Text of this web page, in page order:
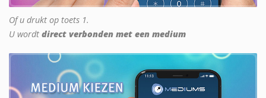
Of u drukt op toets 1.
U wordt direct verbonden met een medium